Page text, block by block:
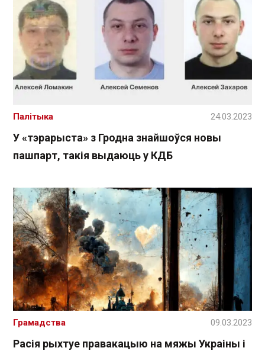
У «тэрарыста» з Гродна знайшоўся новы
пашпарт, такія выдаюць у КДБ
Палітыка 24.03.2023
Расія рыхтуе правакацыю на мяжы Украіны і
Грамадства 09.03.2023